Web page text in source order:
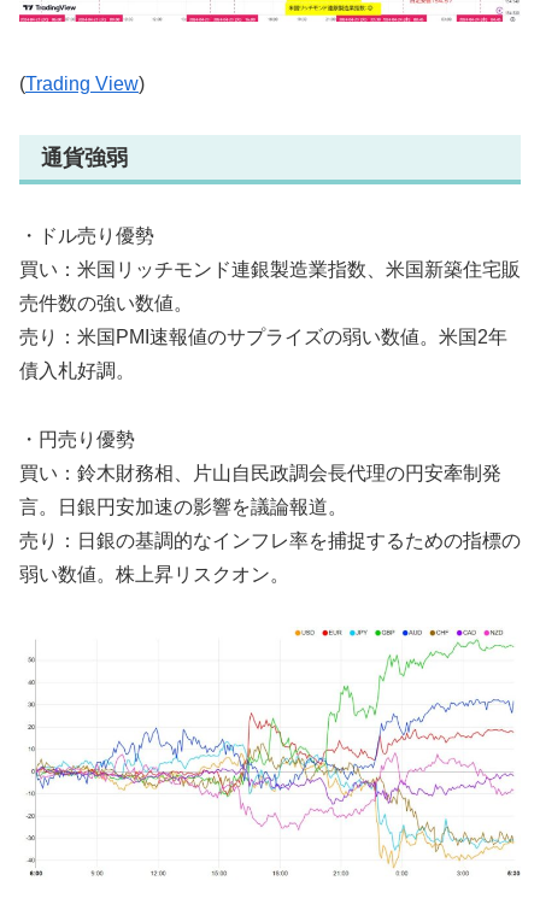
(Trading View)
通貨強弱
・ドル売り優勢
買い：米国リッチモンド連銀製造業指数、米国新築住宅販
売件数の強い数値。
売り：米国PMI速報値のサプライズの弱い数値。米国2年
債入札好調。
・円売り優勢
買い：鈴木財務相、片山自民政調会長代理の円安牽制発
言。日銀円安加速の影響を議論報道。
売り：日銀の基調的なインフレ率を捕捉するための指標の
弱い数値。株上昇リスクオン。